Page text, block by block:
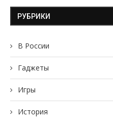
РУБРИКИ
В России
Гаджеты
Игры
История